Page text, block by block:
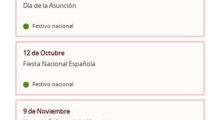
Día de la Asunción
Festivo nacional
12 de Octubre
Fiesta Nacional Española
Festivo nacional
9 de Noviembre